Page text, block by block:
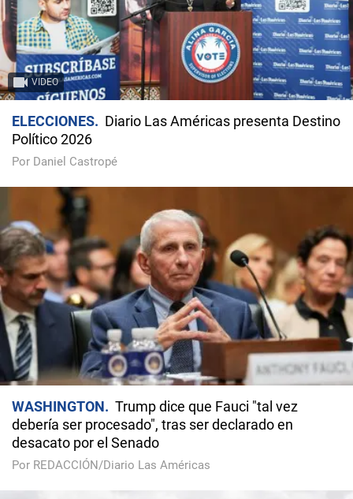
VIDEO
ELECCIONES
Diario Las Américas presenta Destino
Político 2026
Por Daniel Castropé
WASHINGTON
Trump dice que Fauci "tal vez
debería ser procesado", tras ser declarado en
desacato por el Senado
Por REDACCIÓN/Diario Las Américas